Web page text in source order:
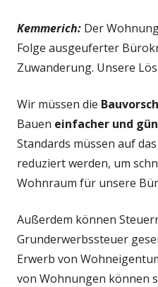
Kemmerich: Der
Folge ausgeuferter
Zuwanderung. Unsere
Wir müssen die
Bauen einfacher und
Standards müssen auf
reduziert werden, um
Wohnraum für unsere
Außerdem können
Grunderwerbssteuer
Erwerb von
von Wohnungen können